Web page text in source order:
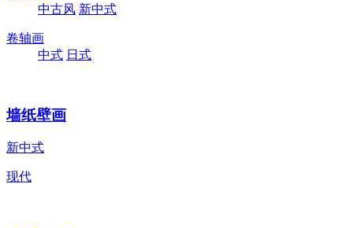
中古风 新中式
卷轴画
中式 日式
墙纸壁画
新中式
现代